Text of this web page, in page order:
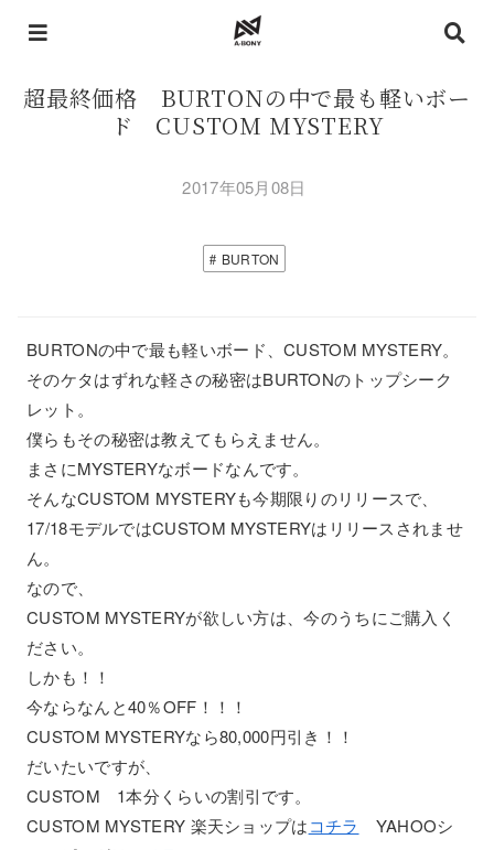
超最終価格 BURTONの中で最も軽いボー
ド CUSTOM MYSTERY
2017年05月08日
BURTON
BURTONの中で最も軽いボード、CUSTOM MYSTERY。
そのケタはずれな軽さの秘密はBURTONのトップシーク
レット。
僕らもその秘密は教えてもらえません。
まさにMYSTERYなボードなんです。
そんなCUSTOM MYSTERYも今期限りのリリースで、
17/18モデルではCUSTOM MYSTERYはリリースされませ
ん。
なので、
CUSTOM MYSTERYが欲しい方は、今のうちにご購入く
ださい。
しかも！！
今ならなんと40％OFF！！！
CUSTOM MYSTERYなら80,000円引き！！
だいたいですが、
CUSTOM 1本分くらいの割引です。
CUSTOM MYSTERY 楽天ショップはコチラ
YAHOOシ